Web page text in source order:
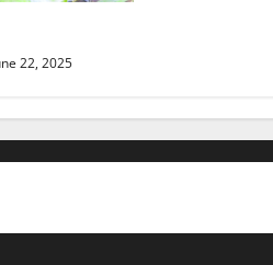
22, 2025